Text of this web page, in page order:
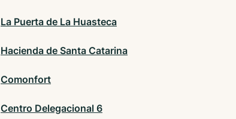
La Puerta de La Huasteca
Hacienda de Santa Catarina
Comonfort
Centro Delegacional 6